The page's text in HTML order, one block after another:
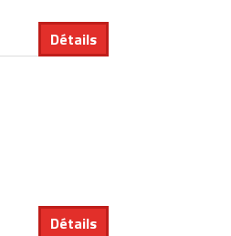
Détails
Détails